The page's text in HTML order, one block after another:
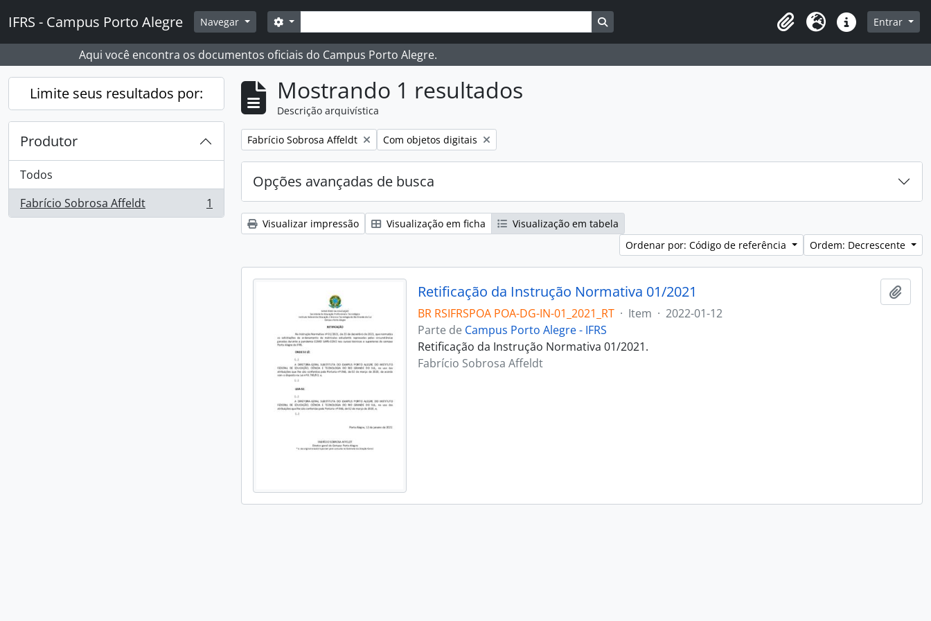
IFRS - Campus Porto Alegre Navegar Buscar
Opções de busca Busque na página de navegação
Idioma Atalhos Entrar
Aqui você encontra os documentos oficiais do Campus Porto Alegre.
Limite seus resultados por:
Produtor
Todos
Fabrício Sobrosa Affeldt
, 1 resultados 1
Mostrando 1 resultados
Descrição arquivística
Remover filtro:
Fabrício Sobrosa Affeldt Remover filtro:
Com objetos digitais
Opções avançadas de busca
Visualizar impressão Visualização em ficha
Visualização em tabela
Ordenar por: Código de referência
Ordem: Decrescente
Retificação da Instrução Normativa 01/2021
BR RSIFRSPOA POA-DG-IN-01_2021_RT · Item · 2022-01-12
Parte de Campus Porto Alegre - IFRS
Retificação da Instrução Normativa 01/2021.
Fabrício Sobrosa Affeldt